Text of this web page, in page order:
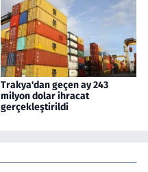
Trakya'dan geçen ay 243
milyon dolar ihracat
gerçekleştirildi